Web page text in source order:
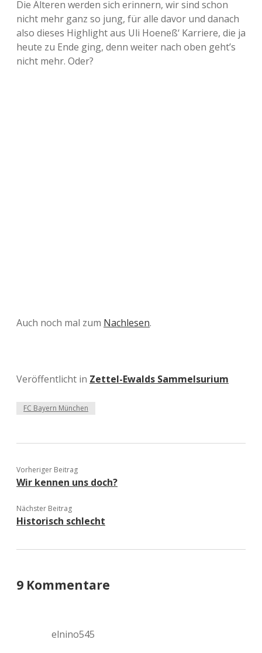
Die Älteren werden sich erinnern, wir sind schon
nicht mehr ganz so jung, für alle davor und danach
also dieses Highlight aus Uli Hoeneß‘ Karriere, die ja
heute zu Ende ging, denn weiter nach oben geht’s
nicht mehr. Oder?
Auch noch mal zum Nachlesen.
Veröffentlicht in Zettel-Ewalds Sammelsurium
FC Bayern München
Vorheriger Beitrag
Wir kennen uns doch?
Nächster Beitrag
Historisch schlecht
9 Kommentare
elnino545